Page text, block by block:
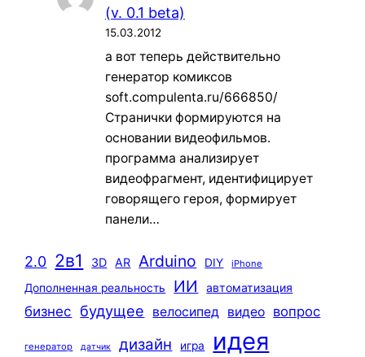
(v. 0.1 beta)
15.03.2012
а вот теперь действительно
генератор комиксов
soft.compulenta.ru/666850/
Странички формируются на
основании видеофильмов.
программа анализирует
видеофрагмент, идентифицирует
говорящего героя, формирует
панели…
2.0 2в1 3D AR Arduino DIY iPhone
Дополненная реальность ИИ автоматизация
бизнес будущее велосипед видео вопрос
генератор датчик дизайн игра идея